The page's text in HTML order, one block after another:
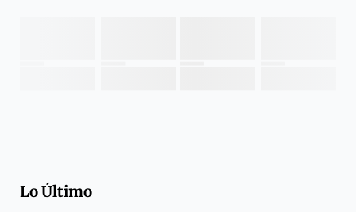
Lo Último